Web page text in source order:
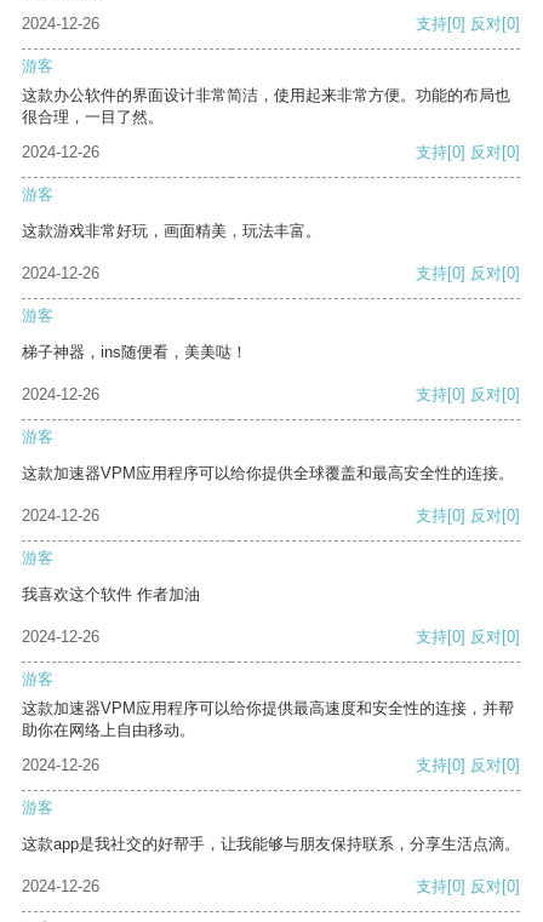
2024-12-26
支持[0] 反对[0]
游客
这款办公软件的界面设计非常简洁，使用起来非常方便。功能的布局也
很合理，一目了然。
2024-12-26
支持[0] 反对[0]
游客
这款游戏非常好玩，画面精美，玩法丰富。
2024-12-26 支持[0] 反对[0]
游客
梯子神器，ins随便看，美美哒！
2024-12-26 支持[0] 反对[0]
游客
这款加速器VPM应用程序可以给你提供全球覆盖和最高安全性的连接。
2024-12-26 支持[0] 反对[0]
游客
我喜欢这个软件 作者加油
2024-12-26 支持[0] 反对[0]
游客
这款加速器VPM应用程序可以给你提供最高速度和安全性的连接，并帮
助你在网络上自由移动。
2024-12-26
支持[0] 反对[0]
游客
这款app是我社交的好帮手，让我能够与朋友保持联系，分享生活点滴。
2024-12-26 支持[0] 反对[0]